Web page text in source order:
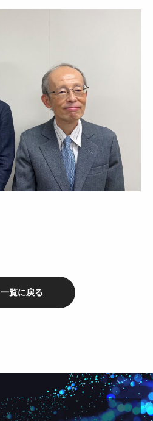
一覧に戻る